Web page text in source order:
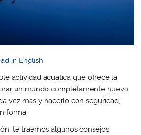
in English
actividad acuática que ofrece la
un mundo completamente nuevo.
vez más y hacerlo con seguridad,
forma.
te traemos algunos consejos